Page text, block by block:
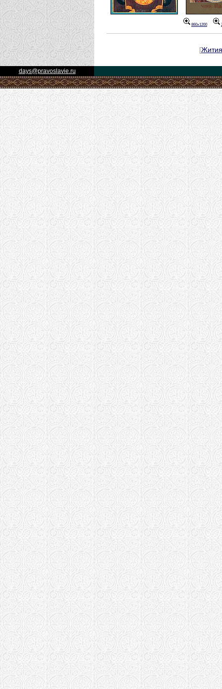
860x1200
[Жития
days@pravoslavie.ru